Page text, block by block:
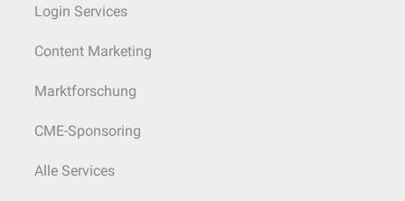
Login Services
Content Marketing
Marktforschung
CME-Sponsoring
Alle Services